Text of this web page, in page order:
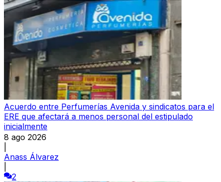
Acuerdo entre Perfumerías Avenida y sindicatos para el
ERE que afectará a menos personal del estipulado
inicialmente
8 ago 2026
Anass Álvarez
2